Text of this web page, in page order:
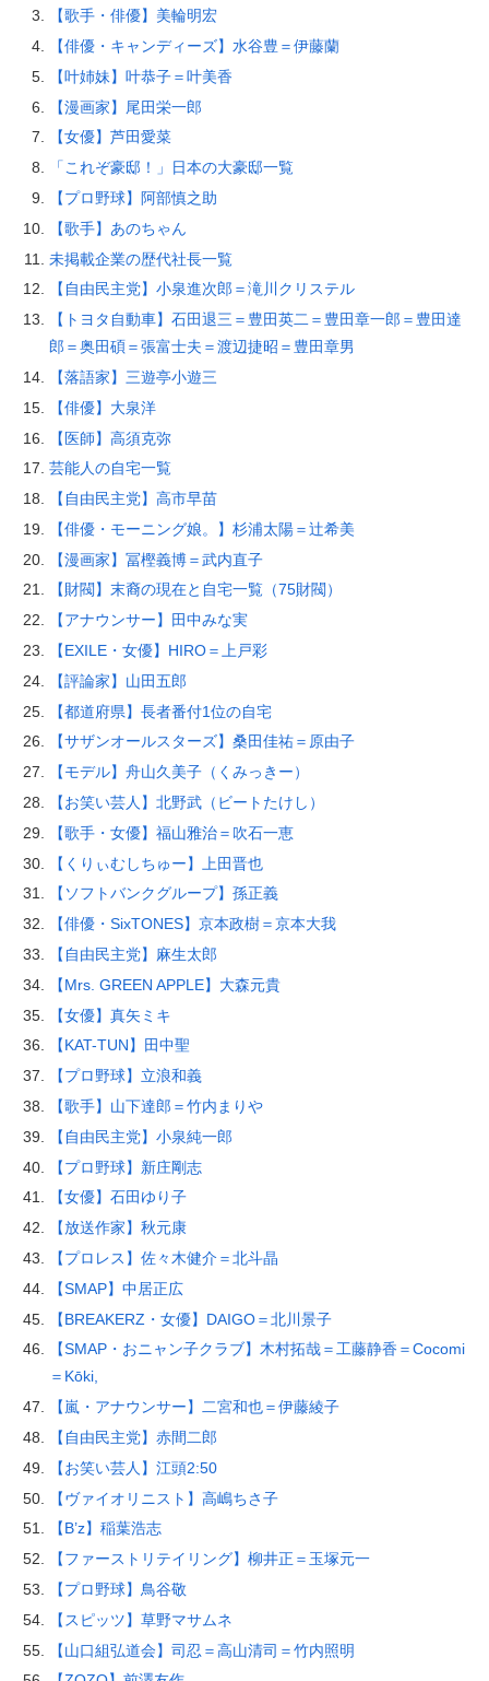
【歌手・俳優】美輪明宏
【俳優・キャンディーズ】水谷豊＝伊藤蘭
【叶姉妹】叶恭子＝叶美香
【漫画家】尾田栄一郎
【女優】芦田愛菜
「これぞ豪邸！」日本の大豪邸一覧
【プロ野球】阿部慎之助
【歌手】あのちゃん
未掲載企業の歴代社長一覧
【自由民主党】小泉進次郎＝滝川クリステル
【トヨタ自動車】石田退三＝豊田英二＝豊田章一郎＝豊田達
郎＝奥田碩＝張富士夫＝渡辺捷昭＝豊田章男
【落語家】三遊亭小遊三
【俳優】大泉洋
【医師】高須克弥
芸能人の自宅一覧
【自由民主党】高市早苗
【俳優・モーニング娘。】杉浦太陽＝辻希美
【漫画家】冨樫義博＝武内直子
【財閥】末裔の現在と自宅一覧（75財閥）
【アナウンサー】田中みな実
【EXILE・女優】HIRO＝上戸彩
【評論家】山田五郎
【都道府県】長者番付1位の自宅
【サザンオールスターズ】桑田佳祐＝原由子
【モデル】舟山久美子（くみっきー）
【お笑い芸人】北野武（ビートたけし）
【歌手・女優】福山雅治＝吹石一恵
【くりぃむしちゅー】上田晋也
【ソフトバンクグループ】孫正義
【俳優・SixTONES】京本政樹＝京本大我
【自由民主党】麻生太郎
【Mrs. GREEN APPLE】大森元貴
【女優】真矢ミキ
【KAT-TUN】田中聖
【プロ野球】立浪和義
【歌手】山下達郎＝竹内まりや
【自由民主党】小泉純一郎
【プロ野球】新庄剛志
【女優】石田ゆり子
【放送作家】秋元康
【プロレス】佐々木健介＝北斗晶
【SMAP】中居正広
【BREAKERZ・女優】DAIGO＝北川景子
【SMAP・おニャン子クラブ】木村拓哉＝工藤静香＝Cocomi
＝Kōki,
【嵐・アナウンサー】二宮和也＝伊藤綾子
【自由民主党】赤間二郎
【お笑い芸人】江頭2:50
【ヴァイオリニスト】高嶋ちさ子
【B’z】稲葉浩志
【ファーストリテイリング】柳井正＝玉塚元一
【プロ野球】鳥谷敬
【スピッツ】草野マサムネ
【山口組弘道会】司忍＝高山清司＝竹内照明